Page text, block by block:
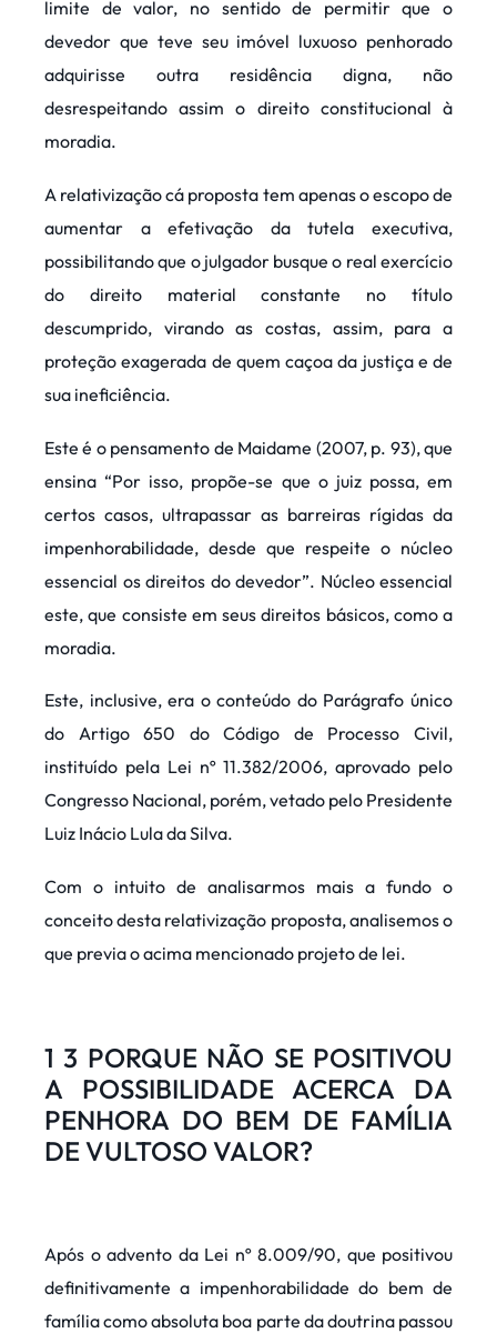
limite de valor, no sentido de permitir que o
devedor que teve seu imóvel luxuoso penhorado
adquirisse outra residência digna, não
desrespeitando assim o direito constitucional à
moradia.
A relativização cá proposta tem apenas o escopo de
aumentar a efetivação da tutela executiva,
possibilitando que o julgador busque o real exercício
do direito material constante no título
descumprido, virando as costas, assim, para a
proteção exagerada de quem caçoa da justiça e de
sua ineficiência.
Este é o pensamento de Maidame (2007, p. 93), que
ensina “Por isso, propõe-se que o juiz possa, em
certos casos, ultrapassar as barreiras rígidas da
impenhorabilidade, desde que respeite o núcleo
essencial os direitos do devedor”. Núcleo essencial
este, que consiste em seus direitos básicos, como a
moradia.
Este, inclusive, era o conteúdo do Parágrafo único
do Artigo 650 do Código de Processo Civil,
instituído pela Lei nº 11.382/2006, aprovado pelo
Congresso Nacional, porém, vetado pelo Presidente
Luiz Inácio Lula da Silva.
Com o intuito de analisarmos mais a fundo o
conceito desta relativização proposta, analisemos o
que previa o acima mencionado projeto de lei.
1 3 PORQUE NÃO SE POSITIVOU
A POSSIBILIDADE ACERCA DA
PENHORA DO BEM DE FAMÍLIA
DE VULTOSO VALOR?
Após o advento da Lei nº 8.009/90, que positivou
definitivamente a impenhorabilidade do bem de
família como absoluta boa parte da doutrina passou